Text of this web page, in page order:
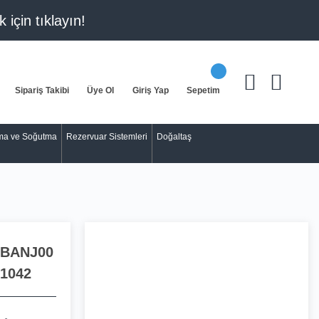
için tıklayın!
Sipariş Takibi Üye Ol Giriş Yap Sepetim
ve Soğutma Rezervuar Sistemleri Doğaltaş
BANJ00
1042